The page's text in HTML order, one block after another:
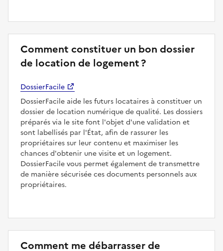
Comment constituer un bon dossier
de location de logement ?
DossierFacile
DossierFacile aide les futurs locataires à constituer un
dossier de location numérique de qualité. Les dossiers
préparés via le site font l'objet d'une validation et
sont labellisés par l'État, afin de rassurer les
propriétaires sur leur contenu et maximiser les
chances d'obtenir une visite et un logement.
DossierFacile vous permet également de transmettre
de manière sécurisée ces documents personnels aux
propriétaires.
Comment me débarrasser de